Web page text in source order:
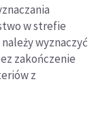
w strefie
wyznaczyć
zakończenie
z